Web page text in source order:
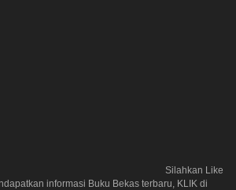
Silahkan Like
informasi Buku Bekas terbaru, KLIK di